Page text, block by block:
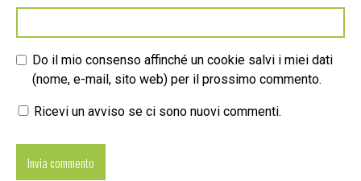
Do il mio consenso affinché un cookie salvi i miei dati
(nome, e-mail, sito web) per il prossimo commento.
Ricevi un avviso se ci sono nuovi commenti.